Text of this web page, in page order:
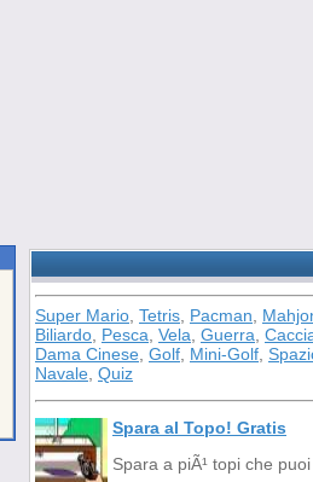
Super Mario Tetris Pacman
Biliardo Pesca Vela Guerra
Dama Cinese Golf Mini-Golf
Navale Quiz
Spara al Topo! Gratis
Spara a piÃ¹ topi che